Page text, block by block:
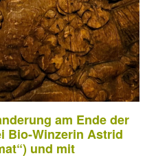
am Ende der
Bio-Winzerin Astrid
und mit